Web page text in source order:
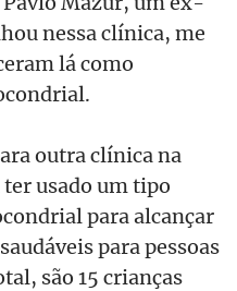
nessa clínica, me
lá como
outra clínica na
usado um tipo
para alcançar
para pessoas
são 15 crianças